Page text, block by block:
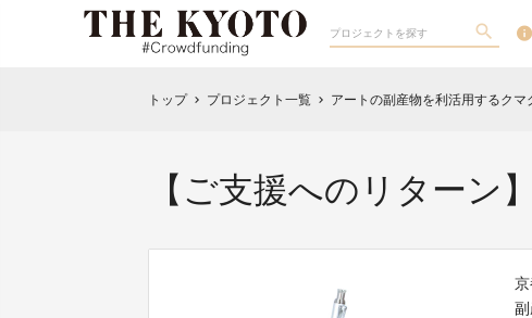
トップ chevron_right プロジェクト一覧 chevron_right アートの副産物を利活用するク
【ご支援へのリターン